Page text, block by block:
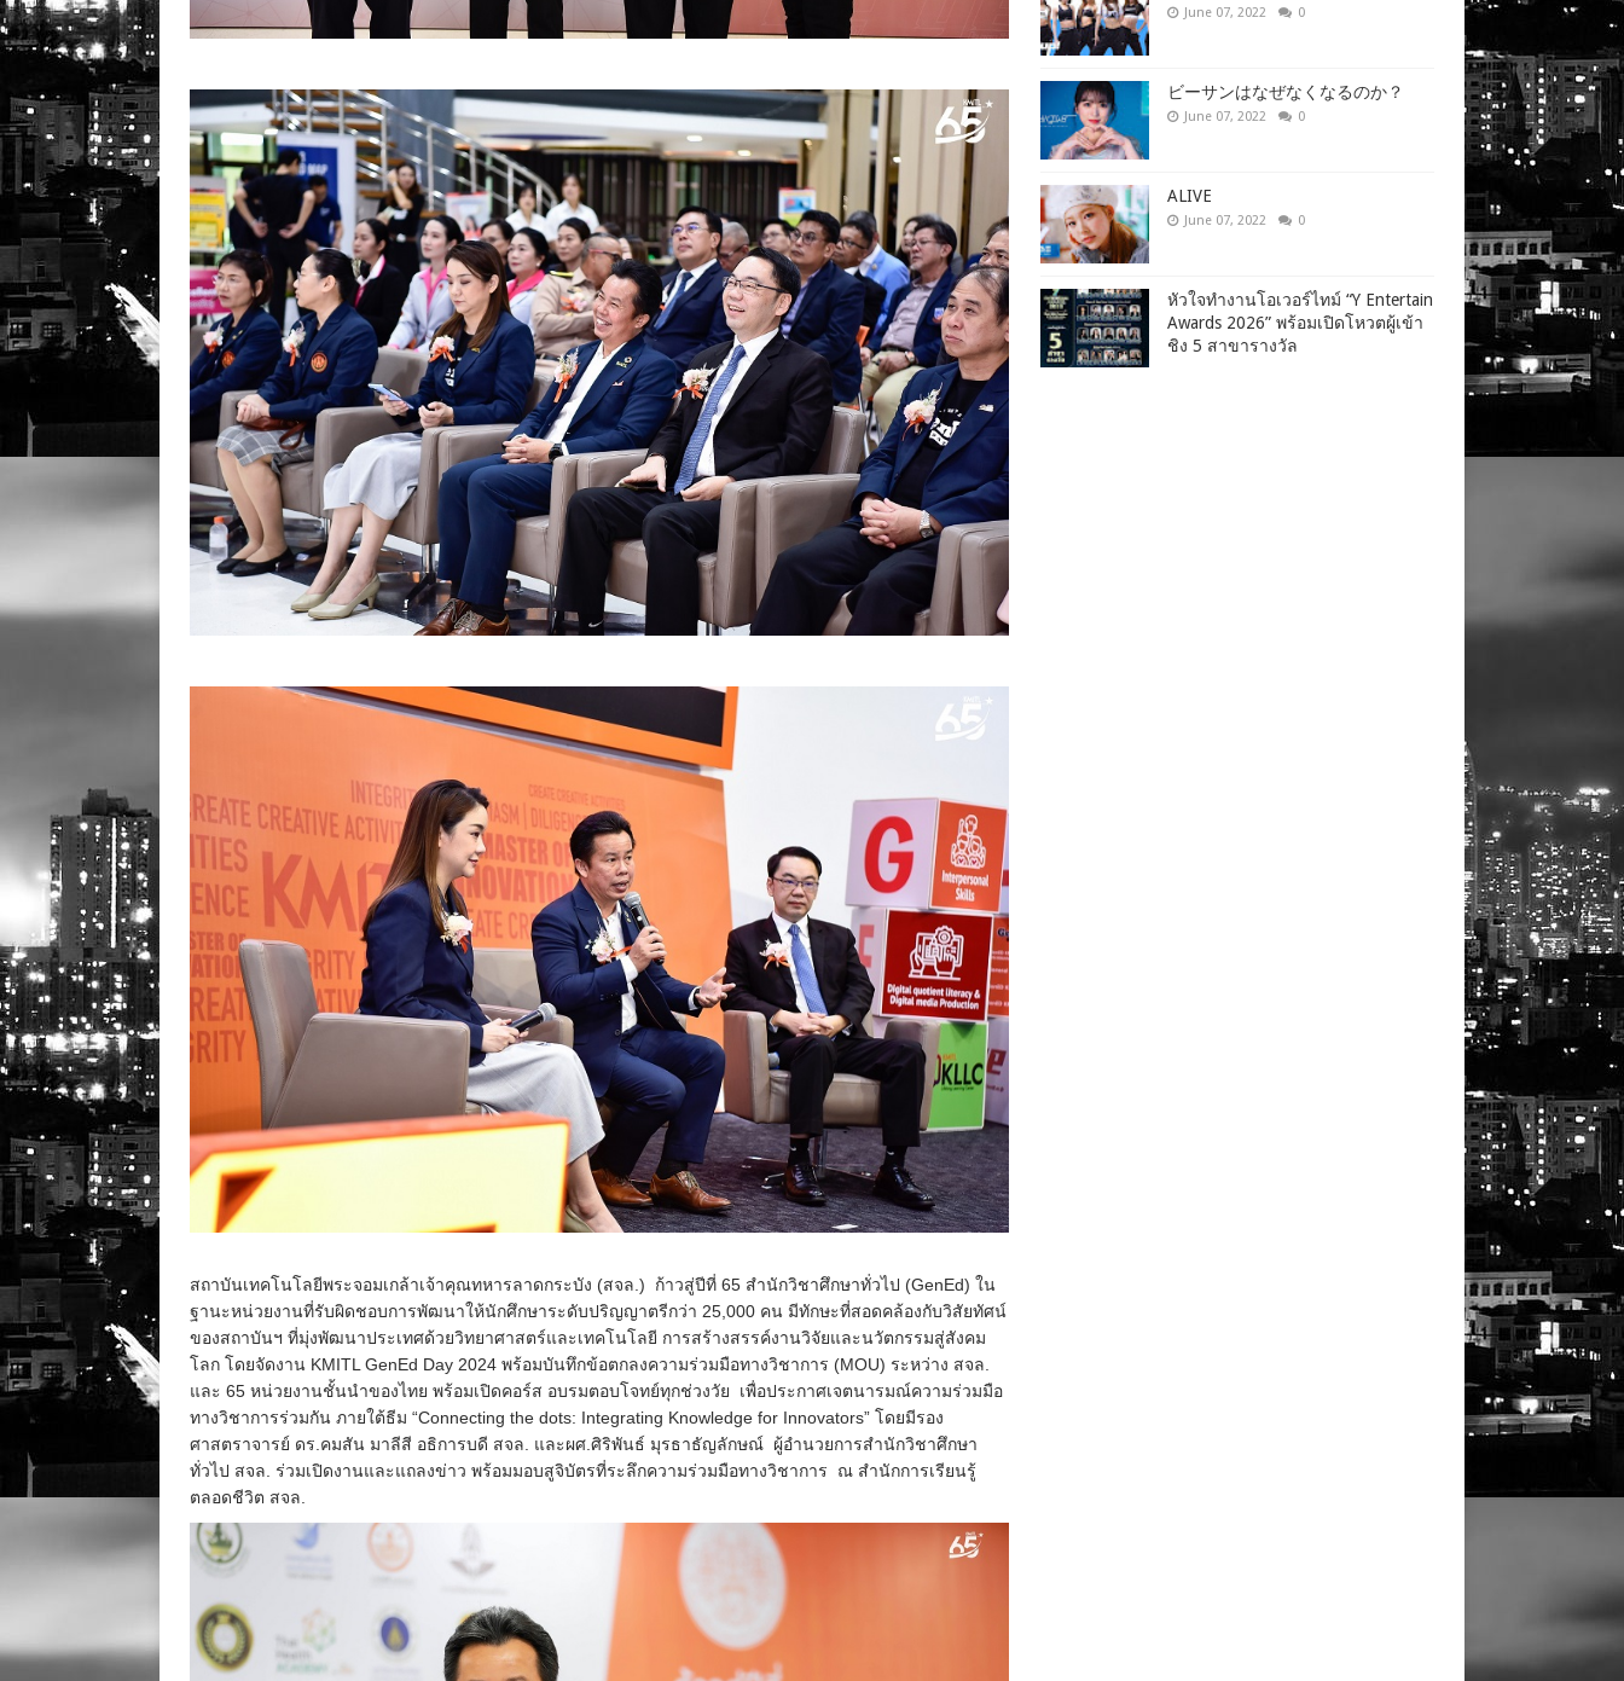
สถาบันเทคโนโลยีพระจอมเกล้าเจ้าคุณทหารลาดกระบัง (สจล.) ก้าวสู่ปีที่ 65 สำนักวิชาศึกษาทั่วไป (GenEd) ใน
ฐานะหน่วยงานที่รับผิดชอบการพัฒนาให้นักศึกษาระดับปริญญาตรีกว่า 25,000 คน มีทักษะที่สอดคล้องกับวิสัยทัศน์
ของสถาบันฯ ที่มุ่งพัฒนาประเทศด้วยวิทยาศาสตร์และเทคโนโลยี การสร้างสรรค์งานวิจัยและนวัตกรรมสู่สังคม
โลก โดยจัดงาน KMITL GenEd Day 2024 พร้อมบันทึกข้อตกลงความร่วมมือทางวิชาการ (MOU) ระหว่าง สจล.
และ 65 หน่วยงานชั้นนำของไทย พร้อมเปิดคอร์ส อบรมตอบโจทย์ทุกช่วงวัย เพื่อประกาศเจตนารมณ์ความร่วมมือ
ทางวิชาการร่วมกัน ภายใต้ธีม “Connecting the dots: Integrating Knowledge for Innovators” โดยมีรอง
ศาสตราจารย์ ดร.คมสัน มาลีสี อธิการบดี สจล. และผศ.ศิริพันธ์ มุรธาธัญลักษณ์ ผู้อำนวยการสำนักวิชาศึกษา
ทั่วไป สจล. ร่วมเปิดงานและแถลงข่าว พร้อมมอบสูจิบัตรที่ระลึกความร่วมมือทางวิชาการ ณ สำนักการเรียนรู้
ตลอดชีวิต สจล.
June 07, 2022 0
ビーサンはなぜなくなるのか？
June 07, 2022 0
ALIVE
June 07, 2022 0
หัวใจทำงานโอเวอร์ไทม์ “Y Entertain
Awards 2026” พร้อมเปิดโหวตผู้เข้า
ชิง 5 สาขารางวัล